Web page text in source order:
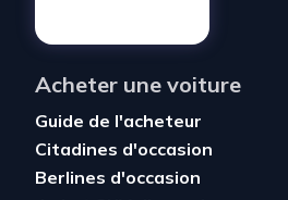
Acheter une voiture
Guide de l'acheteur
Citadines d'occasion
Berlines d'occasion